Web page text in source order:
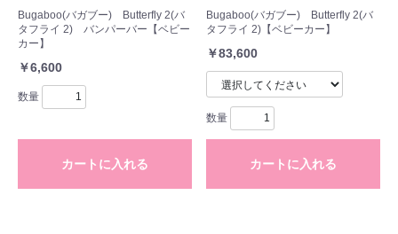
Bugaboo(バガブー) Butterfly 2(バ
タフライ 2) バンパーバー【ベビー
カー】
￥6,600
数量
カートに入れる
Bugaboo(バガブー) Butterfly 2(バ
タフライ 2)【ベビーカー】
￥83,600
数量
カートに入れる